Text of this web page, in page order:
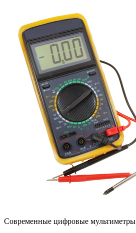
Современные цифровые мультиметры